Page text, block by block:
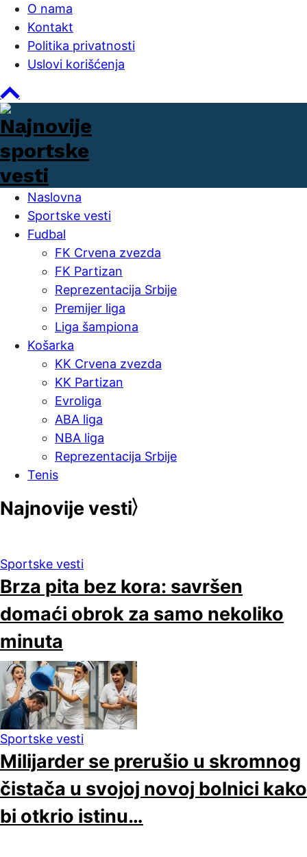
O nama
Kontakt
Politika privatnosti
Uslovi korišćenja
Naslovna
Sportske vesti
Fudbal
FK Crvena zvezda
FK Partizan
Reprezentacija Srbije
Premijer liga
Liga šampiona
Košarka
KK Crvena zvezda
KK Partizan
Evroliga
ABA liga
NBA liga
Reprezentacija Srbije
Tenis
Najnovije vesti
Sportske vesti
Brza pita bez kora: savršen
domaći obrok za samo nekoliko
minuta
Sportske vesti
Milijarder se prerušio u skromnog
čistača u svojoj novoj bolnici kako
bi otkrio istinu…